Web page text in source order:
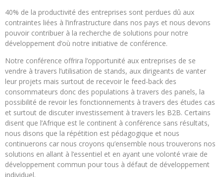
40% de la productivité des entreprises sont perdues dû aux
contraintes liées à l’infrastructure dans nos pays et nous devons
pouvoir contribuer à la recherche de solutions pour notre
développement d’où notre initiative de conférence.
Notre conférence offrira l’opportunité aux entreprises de se
vendre à travers l’utilisation de stands, aux dirigeants de vanter
leur projets mais surtout de recevoir le feed-back des
consommateurs donc des populations à travers des panels, la
possibilité de revoir les fonctionnements à travers des études cas
et surtout de discuter investissement à travers les B2B. Certains
disent que l’Afrique est le continent à conférence sans résultats,
nous disons que la répétition est pédagogique et nous
continuerons car nous croyons qu’ensemble nous trouverons nos
solutions en allant à l’essentiel et en ayant une volonté vraie de
développement commun pour tous à défaut de développement
individuel.